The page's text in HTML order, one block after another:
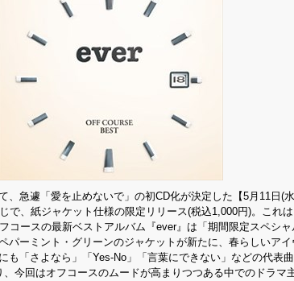
、急遽「愛を止めないで」の初CD化が決定した【5月11日(
で、紙ジャケット仕様の限定リリース(税込1,000円)。これ
コースの最新ベストアルバム『ever』は「期間限定スペシ
パーミント・グリーンのジャケットが新たに、春らしいア
も「さよなら」「Yes-No」「言葉にできない」などの代表
今回はオフコースのムードが高まりつつある中でのドラ